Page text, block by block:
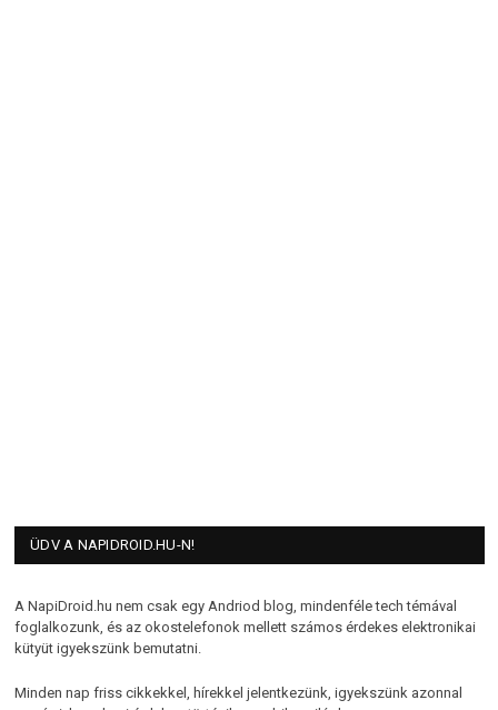
ÜDV A NAPIDROID.HU-N!
A NapiDroid.hu nem csak egy Andriod blog, mindenféle tech témával
foglalkozunk, és az okostelefonok mellett számos érdekes elektronikai
kütyüt igyekszünk bemutatni.
Minden nap friss cikkekkel, hírekkel jelentkezünk, igyekszünk azonnal